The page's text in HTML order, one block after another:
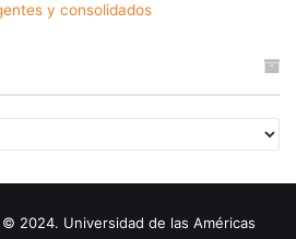
y consolidados
2024. Universidad de las Américas